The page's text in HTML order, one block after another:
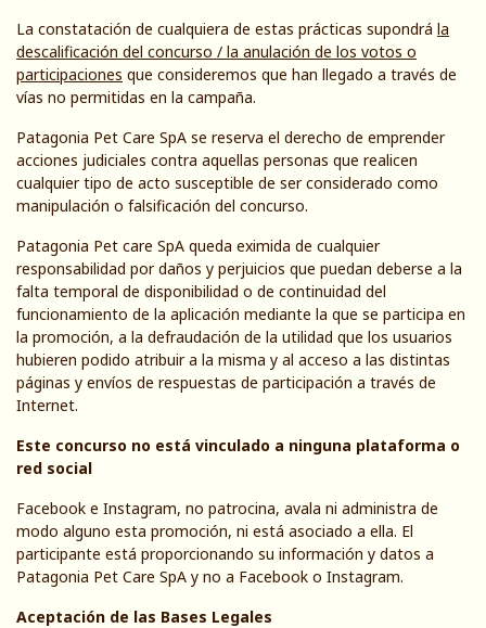
La constatación de cualquiera de estas prácticas supondrá la
descalificación del concurso / la anulación de los votos o
participaciones que consideremos que han llegado a través de
vías no permitidas en la campaña.
Patagonia Pet Care SpA se reserva el derecho de emprender
acciones judiciales contra aquellas personas que realicen
cualquier tipo de acto susceptible de ser considerado como
manipulación o falsificación del concurso.
Patagonia Pet care SpA queda eximida de cualquier
responsabilidad por daños y perjuicios que puedan deberse a la
falta temporal de disponibilidad o de continuidad del
funcionamiento de la aplicación mediante la que se participa en
la promoción, a la defraudación de la utilidad que los usuarios
hubieren podido atribuir a la misma y al acceso a las distintas
páginas y envíos de respuestas de participación a través de
Internet.
Este concurso no está vinculado a ninguna plataforma o
red social
Facebook e Instagram, no patrocina, avala ni administra de
modo alguno esta promoción, ni está asociado a ella. El
participante está proporcionando su información y datos a
Patagonia Pet Care SpA y no a Facebook o Instagram.
Aceptación de las Bases Legales